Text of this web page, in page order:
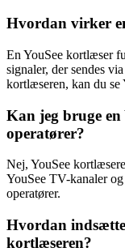
Hvordan virker
En YouSee kortlæser
signaler, der sendes
kortlæseren, kan du
Kan jeg bruge
operatører?
Nej, YouSee
YouSee TV-kanaler
operatører.
Hvordan
kortlæseren?